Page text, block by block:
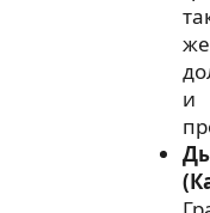
же
и